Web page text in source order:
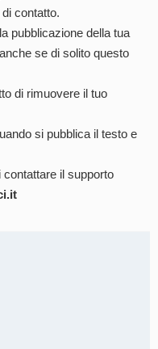
contatto.
pubblicazione della tua
se di solito questo
di rimuovere il tuo
si pubblica il testo e
il supporto